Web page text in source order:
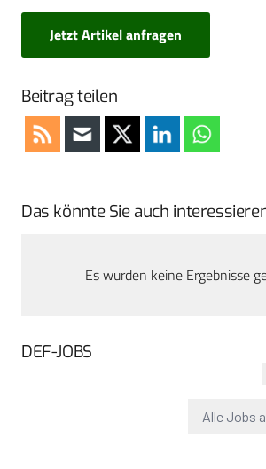
Jetzt Artikel anfragen
Beitrag teilen
Das könnte Sie auch
Es wurden keine Ergebnisse
DEF-JOBS